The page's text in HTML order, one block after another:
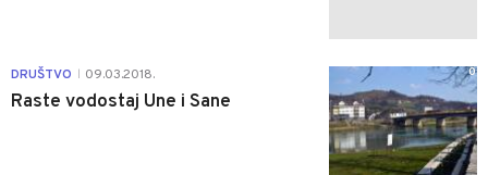
DRUŠTVO 09.03.2018.
Raste vodostaj Une i Sane
0